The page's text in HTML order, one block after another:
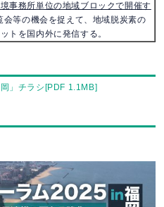
事務所単位の地域ブロックで開催す
等の機会を捉えて、地域脱炭素の
トを国内外に発信する。
」チラシ[PDF 1.1MB]